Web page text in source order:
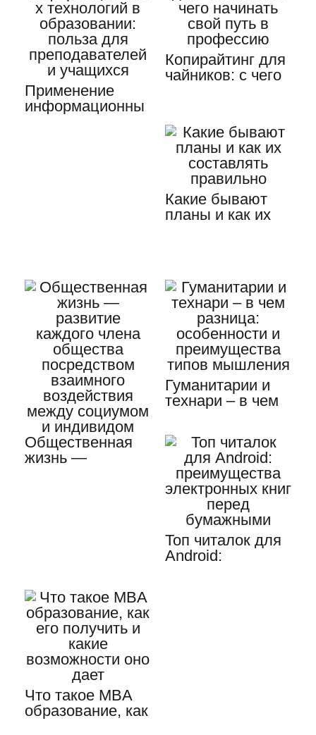
Применение
информационны
Копирайтинг для
чайников: с чего
Какие бывают
планы и как их
Общественная
жизнь —
Гуманитарии и
технари – в чем
особенности и…
Топ читалок для
Android:
Что такое MBA
образование, как